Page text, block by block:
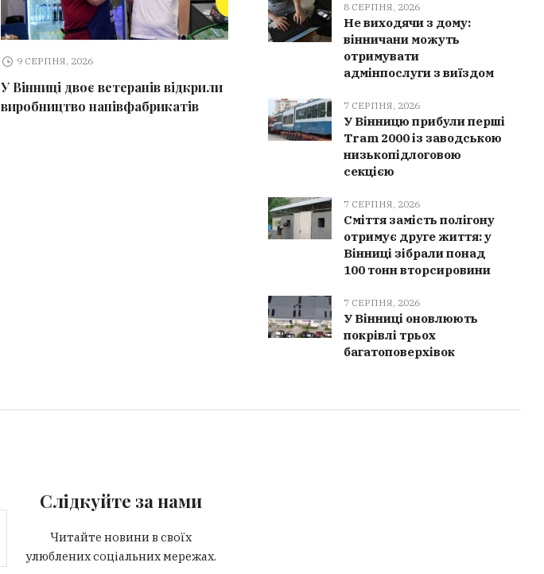
9 СЕРПНЯ, 2026
У Вінниці двоє ветеранів відкрили
виробництво напівфабрикатів
вигрібну яму: поради для
власників приватних будинків
8 СЕРПНЯ, 2026
Не виходячи з дому:
вінничани можуть
отримувати
адмінпослуги з виїздом
7 СЕРПНЯ, 2026
У Вінницю прибули перші
Tram 2000 із заводською
низькопідлоговою
секцією
7 СЕРПНЯ, 2026
Сміття замість полігону
отримує друге життя: у
Вінниці зібрали понад
100 тонн вторсировини
7 СЕРПНЯ, 2026
У Вінниці оновлюють
покрівлі трьох
багатоповерхівок
Слідкуйте за нами
Читайте новини в своїх
улюблених соціальних мережах.